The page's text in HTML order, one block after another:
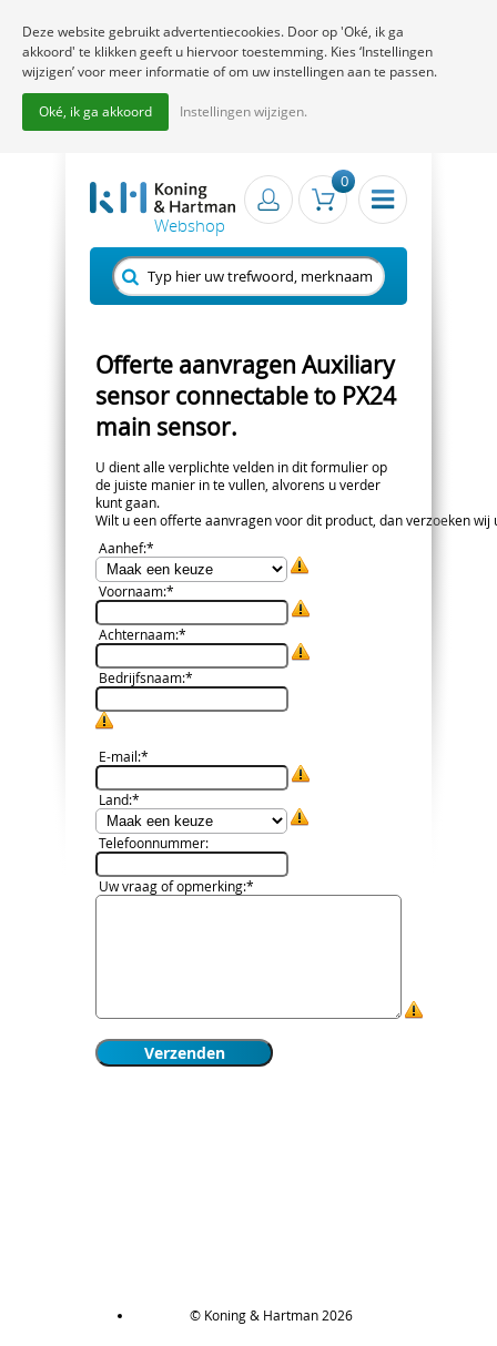
0
Offerte aanvragen Auxiliary
sensor connectable to PX24
main sensor.
U dient alle verplichte velden in dit formulier op
de juiste manier in te vullen, alvorens u verder
kunt gaan.
Wilt u een offerte aanvragen voor dit product, dan verzoeken
Aanhef:*
Voornaam:*
Achternaam:*
Bedrijfsnaam:*
E-mail:*
Land:*
Telefoonnummer:
Uw vraag of opmerking:*
© Koning & Hartman 2026
Deze website gebruikt advertentiecookies. Door op 'Oké, ik ga
akkoord' te klikken geeft u hiervoor toestemming. Kies ‘Instellingen
wijzigen’ voor meer informatie of om uw instellingen aan te passen.
Oké, ik ga akkoord Instellingen wijzigen.